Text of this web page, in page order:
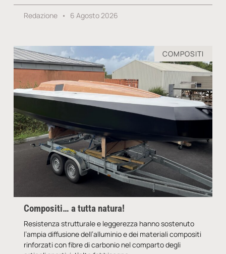
Redazione 6 Agosto 2026
COMPOSITI
Compositi… a tutta natura!
Resistenza strutturale e leggerezza hanno sostenuto
l’ampia diffusione dell’alluminio e dei materiali compositi
rinforzati con fibre di carbonio nel comparto degli